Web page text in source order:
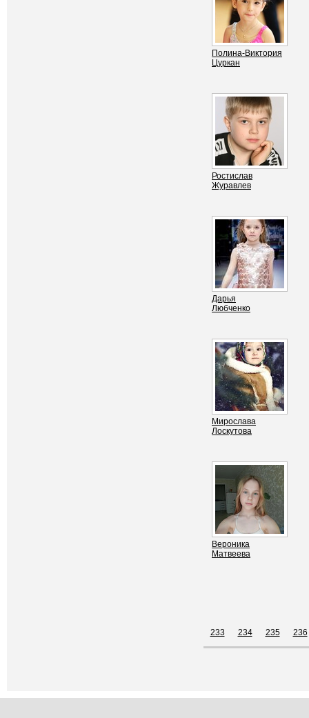
Полина-Виктория
Цуркан
Ростислав
Журавлев
Дарья
Любченко
Мирослава
Лоскутова
Вероника
Матвеева
233 234 235 236